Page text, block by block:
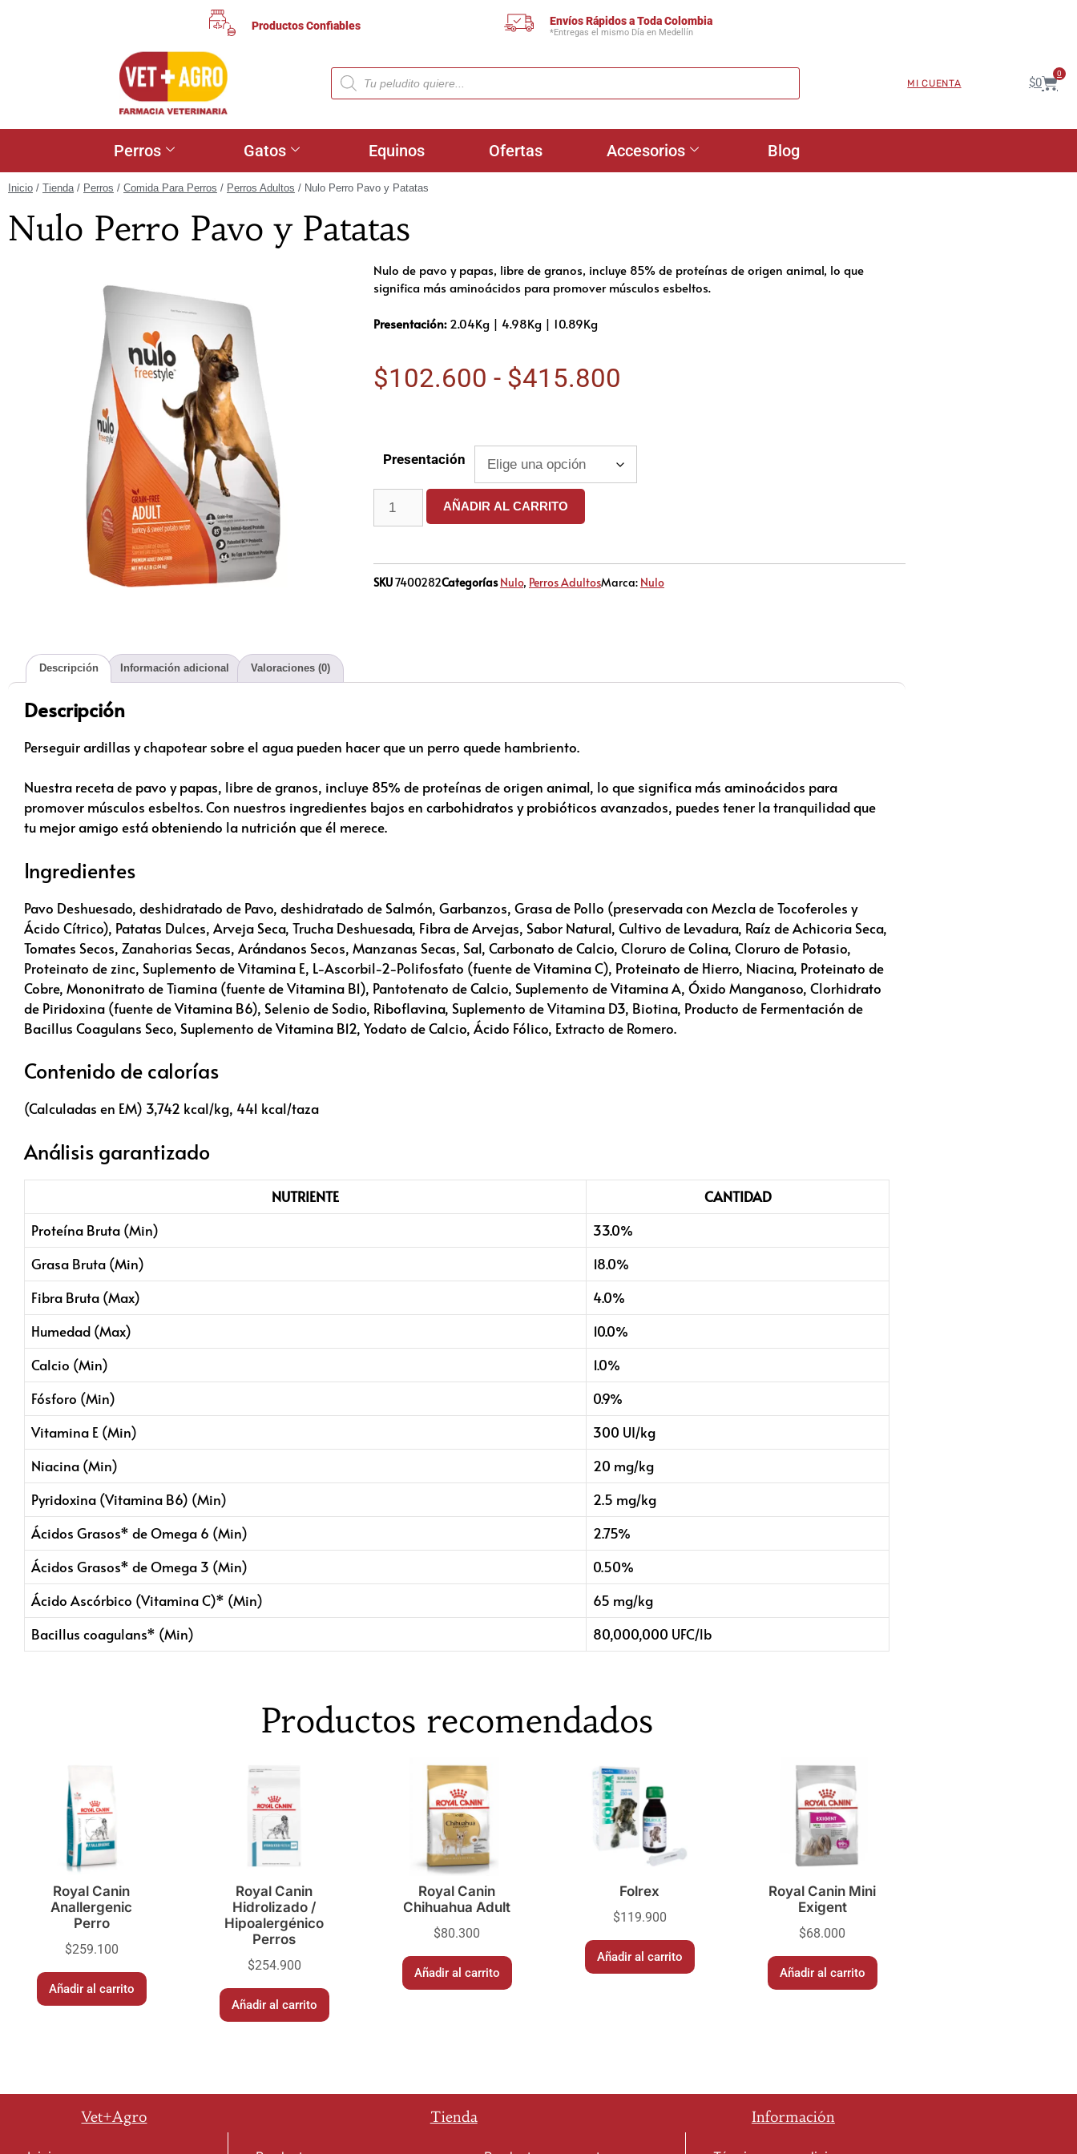
Productos Confiables Envíos Rápidos a Toda Colombia
*Entregas el mismo Día en Medellín
MI CUENTA $0
0
Perros Gatos Equinos Ofertas Accesorios Blog
Inicio / Tienda/ Perros / Comida Para Perros / Perros Adultos / Nulo Perro Pavo y Patatas
Nulo Perro Pavo y Patatas
Nulo de pavo y papas, libre de granos, incluye 85% de proteínas de origen animal, lo que
significa más aminoácidos para promover músculos esbeltos.
Presentación:2.04Kg | 4.98Kg | 10.89Kg
$102.600 - $415.800
Presentación
AÑADIR AL CARRITO
SKU7400282Categorías Nulo, Perros AdultosMarca: Nulo
Descripción Información adicional Valoraciones (0)
Descripción
Perseguir ardillas y chapotear sobre el agua pueden hacer que un perro quede hambriento.
Nuestra receta de pavo y papas, libre de granos, incluye 85% de proteínas de origen animal, lo que significa más aminoácidos para
promover músculos esbeltos. Con nuestros ingredientes bajos en carbohidratos y probióticos avanzados, puedes tener la tranquilidad que
tu mejor amigo está obteniendo la nutrición que él merece.
Ingredientes
Pavo Deshuesado, deshidratado de Pavo, deshidratado de Salmón, Garbanzos, Grasa de Pollo (preservada con Mezcla de Tocoferoles y
Ácido Cítrico), Patatas Dulces, Arveja Seca, Trucha Deshuesada, Fibra de Arvejas, Sabor Natural, Cultivo de Levadura, Raíz de Achicoria Seca,
Tomates Secos, Zanahorias Secas, Arándanos Secos, Manzanas Secas, Sal, Carbonato de Calcio, Cloruro de Colina, Cloruro de Potasio,
Proteinato de zinc, Suplemento de Vitamina E, L-Ascorbil-2-Polifosfato (fuente de Vitamina C), Proteinato de Hierro, Niacina, Proteinato de
Cobre, Mononitrato de Tiamina (fuente de Vitamina B1), Pantotenato de Calcio, Suplemento de Vitamina A, Óxido Manganoso, Clorhidrato
de Piridoxina (fuente de Vitamina B6), Selenio de Sodio, Riboflavina, Suplemento de Vitamina D3, Biotina, Producto de Fermentación de
Bacillus Coagulans Seco, Suplemento de Vitamina B12, Yodato de Calcio, Ácido Fólico, Extracto de Romero.
Contenido de calorías
(Calculadas en EM) 3,742 kcal/kg, 441 kcal/taza
Análisis garantizado
NUTRIENTE
CANTIDAD
Proteína Bruta (Min)
33.0%
Grasa Bruta (Min)
18.0%
Fibra Bruta (Max)
4.0%
Humedad (Max)
10.0%
Calcio (Min)
1.0%
Fósforo (Min)
0.9%
Vitamina E (Min)
300 UI/kg
Niacina (Min)
20 mg/kg
Pyridoxina (Vitamina B6) (Min)
2.5 mg/kg
Ácidos Grasos* de Omega 6 (Min)
2.75%
Ácidos Grasos* de Omega 3 (Min)
0.50%
Ácido Ascórbico (Vitamina C)* (Min)
65 mg/kg
Bacillus coagulans* (Min)
80,000,000 UFC/lb
Productos recomendados
Royal Canin
Anallergenic
Perro
$259.100
Añadir al carrito
Royal Canin
Hidrolizado /
Hipoalergénico
Perros
$254.900
Añadir al carrito
Royal Canin
Chihuahua Adult
$80.300
Añadir al carrito
Folrex
$119.900
Añadir al carrito
Royal Canin Mini
Exigent
$68.000
Añadir al carrito
Vet+Agro Tienda Información